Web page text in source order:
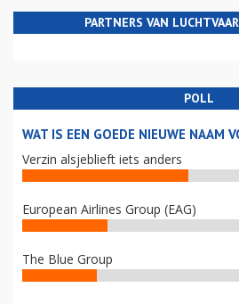
PARTNERS VAN
POLL
WAT IS EEN GOEDE NIEUWE NAAM
Verzin alsjeblieft iets anders
European Airlines Group (EAG)
The Blue Group